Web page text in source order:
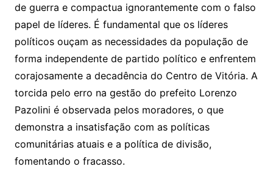
de guerra e compactua ignorantemente com o falso
papel de líderes. É fundamental que os líderes
políticos ouçam as necessidades da população de
forma independente de partido político e enfrentem
corajosamente a decadência do Centro de Vitória. A
torcida pelo erro na gestão do prefeito Lorenzo
Pazolini é observada pelos moradores, o que
demonstra a insatisfação com as políticas
comunitárias atuais e a política de divisão,
fomentando o fracasso.